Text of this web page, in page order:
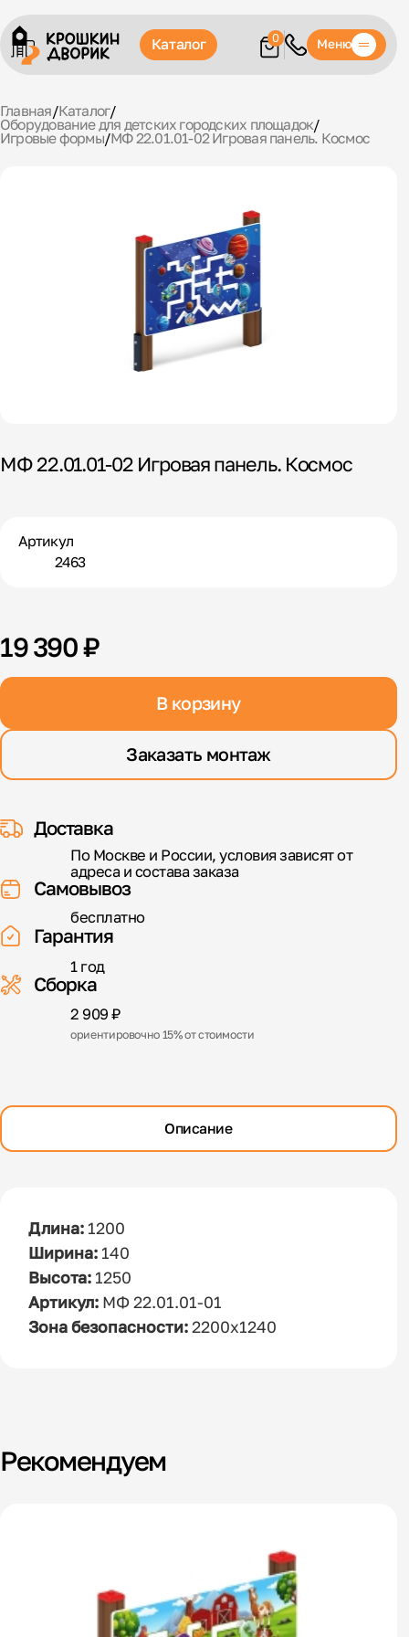
Каталог 0 Меню
Главная/Каталог/
Оборудование для детских городских площадок/
Игровые формы/МФ 22.01.01-02 Игровая панель. Космос
МФ 22.01.01-02 Игровая панель. Космос
Артикул
2463
19 390 ₽
В корзину
Заказать монтаж
Доставка
По Москве и России, условия зависят от
адреса и состава заказа
Самовывоз
бесплатно
Гарантия
1 год
Сборка
2 909 ₽
ориентировочно 15% от стоимости
Описание
Длина: 1200
Ширина: 140
Высота: 1250
Артикул: МФ 22.01.01-01
Зона безопасности:2200х1240
Рекомендуем